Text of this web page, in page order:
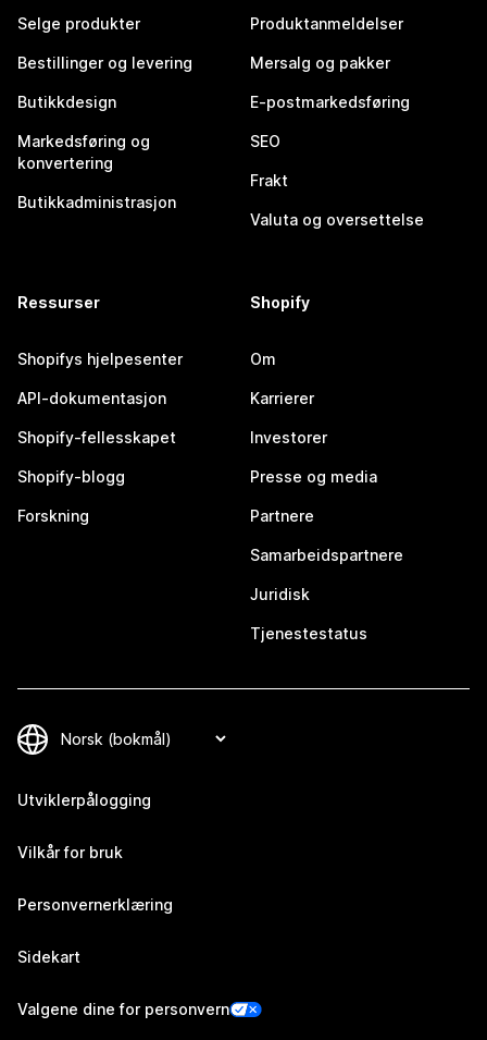
Selge produkter
Bestillinger og levering
Butikkdesign
Markedsføring og
konvertering
Butikkadministrasjon
Produktanmeldelser
Mersalg og pakker
E-postmarkedsføring
SEO
Frakt
Valuta og oversettelse
Ressurser
Shopifys hjelpesenter
API-dokumentasjon
Shopify-fellesskapet
Shopify-blogg
Forskning
Shopify
Om
Karrierer
Investorer
Presse og media
Partnere
Samarbeidspartnere
Juridisk
Tjenestestatus
Utviklerpålogging
Vilkår for bruk
Personvernerklæring
Sidekart
Valgene dine for personvern